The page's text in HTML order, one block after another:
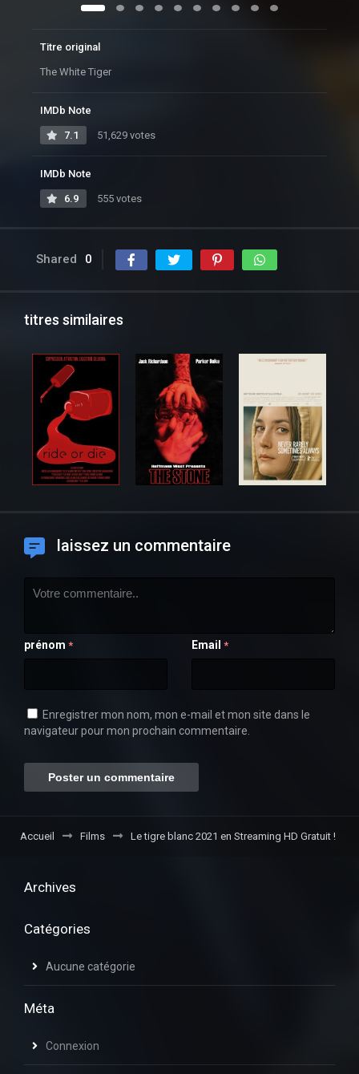
Titre original
The White Tiger
IMDb Note
7.1 51,629 votes
IMDb Note
6.9 555 votes
Shared 0
titres similaires
laissez un commentaire
prénom * Email *
Enregistrer mon nom, mon e-mail et mon site dans le
navigateur pour mon prochain commentaire.
Accueil Films Le tigre blanc 2021 en Streaming HD Gratuit !
Archives
Catégories
Aucune catégorie
Méta
Connexion